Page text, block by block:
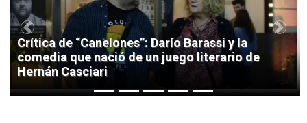
Crítica de “Canelones”: Darío Barassi y la
comedia que nació de un juego literario de
Hernán Casciari
Previous Next